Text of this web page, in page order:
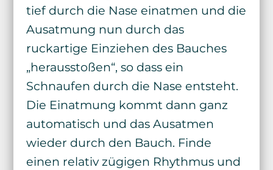
tief durch die Nase einatmen und die
Ausatmung nun durch das
ruckartige Einziehen des Bauches
„herausstoßen“, so dass ein
Schnaufen durch die Nase entsteht.
Die Einatmung kommt dann ganz
automatisch und das Ausatmen
wieder durch den Bauch. Finde
einen relativ zügigen Rhythmus und